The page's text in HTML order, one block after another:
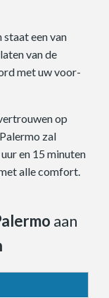
een van
van de
met uw voor-
op
zal
en 15 minuten
alle comfort.
aan